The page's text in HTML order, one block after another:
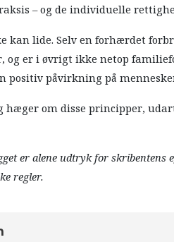
– og de individuelle
kan lide. Selv en forhærdet
og er i øvrigt ikke netop
positiv påvirkning på
hæger om disse principper,
er alene udtryk for skribentens
regler.